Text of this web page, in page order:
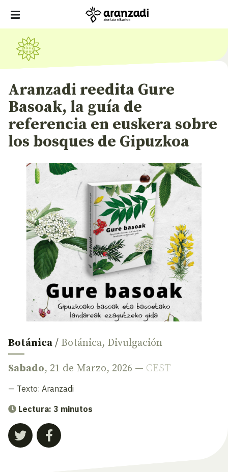
Aranzadi reedita Gure
Basoak, la guía de
referencia en euskera sobre
los bosques de Gipuzkoa
Botánica / Botánica, Divulgación
Sabado, 21 de Marzo, 2026 — CEST
— Texto: Aranzadi
Lectura: 3 minutos